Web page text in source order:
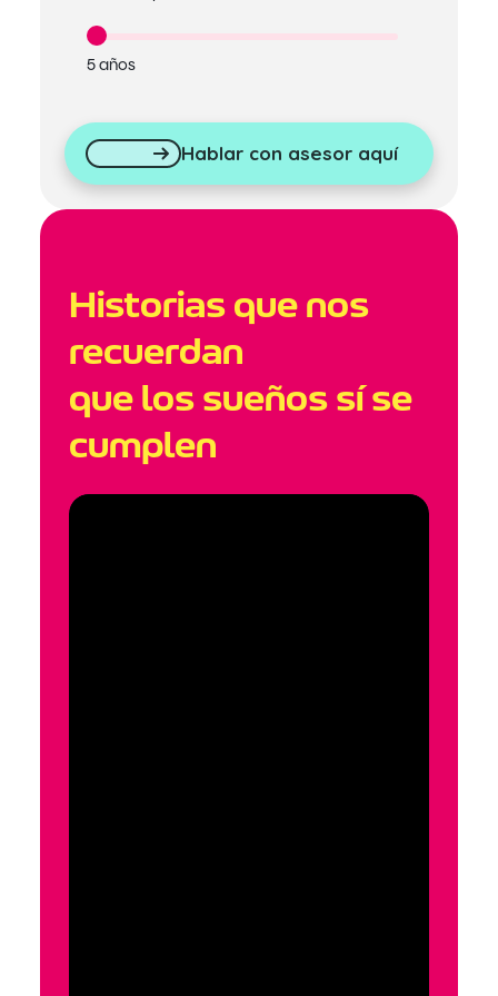
5 años
Hablar con asesor aquí
Historias que nos
recuerdan
que los sueños sí se
cumplen